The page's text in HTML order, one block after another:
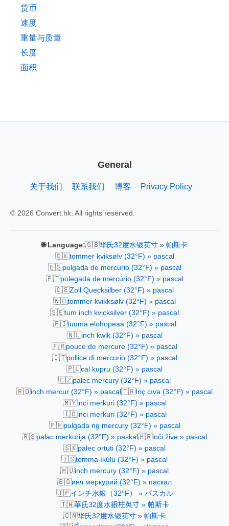
货币
速度
重量与质量
长度
面积
General
关于我们 联系我们 博客 Privacy Policy
© 2026 Convert.hk. All rights reserved.
🌐 Language:🇬🇧华氏32度水银英寸 » 帕斯卡
🇩🇰tommer kviksølv (32°F) » pascal
🇪🇸pulgada de mercurio (32°F) » pascal
🇵🇹polegada de mercúrio (32°F) » pascal
🇩🇪Zoll Quecksilber (32°F) » pascal
🇳🇴tommer kvikksølv (32°F) » pascal
🇸🇪tum inch kvicksilver (32°F) » pascal
🇫🇮tuuma elohopeaa (32°F) » pascal
🇳🇱inch kwik (32°F) » pascal
🇫🇷pouce de mercure (32°F) » pascal
🇮🇹pollice di mercurio (32°F) » pascal
🇵🇱cal kupru (32°F) » pascal
🇨🇿palec mercury (32°F) » pascal
🇷🇴inch mercur (32°F) » pascal 🇹🇷İnç cıva (32°F) » pascal
🇲🇾inci merkuri (32°F) » pascal
🇮🇩inci merkuri (32°F) » pascal
🇵🇭pulgada ng mercury (32°F) » pascal
🇷🇸palac merkurija (32°F) » paskal 🇭🇷inči žive » pascal
🇸🇰palec ortuti (32°F) » pascal
🇮🇸tomma íkúlu (32°F) » pascal
🇭🇺inch mercury (32°F) » pascal
🇧🇬инч меркурий (32°F) » паскал
🇯🇵インチ水銀（32°F） » パスカル
🇹🇼華氏32度水銀柱英寸 » 帕斯卡
🇨🇳华氏32度水银英寸 » 帕斯卡